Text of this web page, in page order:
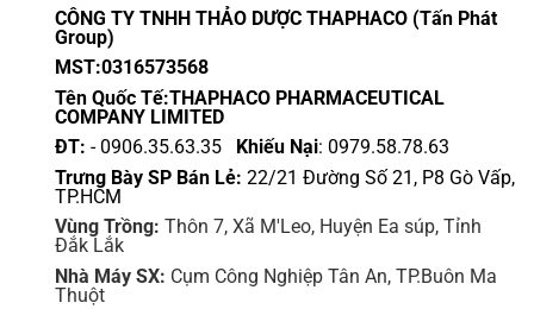
CÔNG TY TNHH THẢO DƯỢC THAPHACO (Tấn Phát
Group)
MST:0316573568
Tên Quốc Tế:THAPHACO PHARMACEUTICAL
COMPANY LIMITED
ĐT: - 0906.35.63.35 Khiếu Nại: 0979.58.78.63
Trưng Bày SP Bán Lẻ: 22/21 Đường Số 21, P8 Gò Vấp,
TP.HCM
Vùng Trồng: Thôn 7, Xã M'Leo, Huyện Ea súp, Tỉnh
Đắk Lắk
Nhà Máy SX: Cụm Công Nghiệp Tân An, TP.Buôn Ma
Thuột